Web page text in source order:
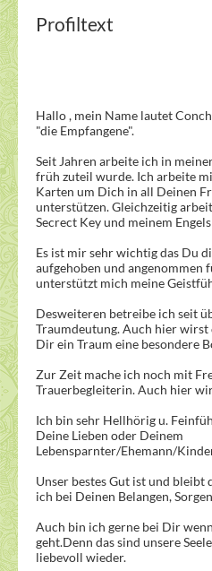
Profiltext
Hallo , mein Name lautet
"die Empfangene".
Seit Jahren arbeite ich in
früh zuteil wurde. Ich arbeite
Karten um Dich in all Deinen
unterstützen. Gleichzeitig
Secrect Key und meinem
Es ist mir sehr wichtig das Du
aufgehoben und angenommen
unterstützt mich meine
Desweiteren betreibe ich seit
Traumdeutung. Auch hier
Dir ein Traum eine besondere
Zur Zeit mache ich noch mit
Trauerbegleiterin. Auch hier
Ich bin sehr Hellhörig u.
Deine Lieben oder Deinem
Lebensparnter/Ehemann/
Unser bestes Gut ist und bleibt
ich bei Deinen Belangen,
Auch bin ich gerne bei Dir
geht.Denn das sind unsere
liebevoll wieder.